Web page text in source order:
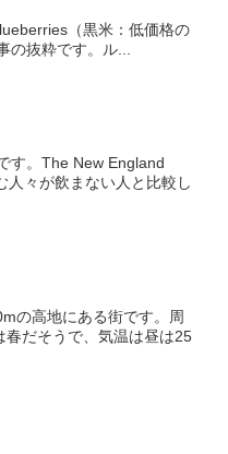
（黒米：低価格の
抜粋です。ル...
す。The New England
々が飲まない人と比較し
の高地にある街です。周
だそうで、気温は昼は25